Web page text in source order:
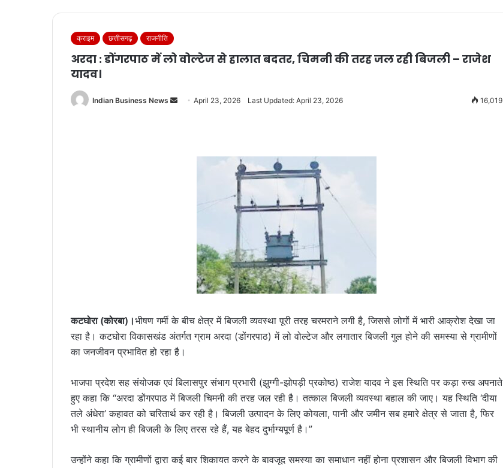
क्राइम छत्तीसगढ़ राजनीति
अरदा : डोंगरपाठ में लो वोल्टेज से हालात बदतर, चिमनी की तरह जल रही बिजली – राजेश
यादव।
Indian Business News
SendApril 23, 2026 Last Updated: April 23, 2026 16,019
कटघोरा (कोरबा)।भीषण गर्मी के बीच क्षेत्र में बिजली व्यवस्था पूरी तरह चरमराने लगी है, जिससे लोगों में भारी आक्रोश देखा जा
रहा है। कटघोरा विकासखंड अंतर्गत ग्राम अरदा (डोंगरपाठ) में लो वोल्टेज और लगातार बिजली गुल होने की समस्या से ग्रामीणों
का जनजीवन प्रभावित हो रहा है।
भाजपा प्रदेश सह संयोजक एवं बिलासपुर संभाग प्रभारी (झुग्गी-झोपड़ी प्रकोष्ठ) राजेश यादव ने इस स्थिति पर कड़ा रुख अपनाते
हुए कहा कि “अरदा डोंगरपाठ में बिजली चिमनी की तरह जल रही है। तत्काल बिजली व्यवस्था बहाल की जाए। यह स्थिति ‘दीया
तले अंधेरा’ कहावत को चरितार्थ कर रही है। बिजली उत्पादन के लिए कोयला, पानी और जमीन सब हमारे क्षेत्र से जाता है, फिर
भी स्थानीय लोग ही बिजली के लिए तरस रहे हैं, यह बेहद दुर्भाग्यपूर्ण है।”
उन्होंने कहा कि ग्रामीणों द्वारा कई बार शिकायत करने के बावजूद समस्या का समाधान नहीं होना प्रशासन और बिजली विभाग की